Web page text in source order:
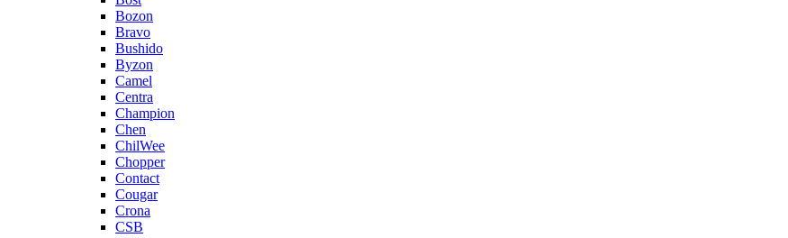
Bozon
Bravo
Bushido
Byzon
Camel
Centra
Champion
Chen
ChilWee
Chopper
Contact
Cougar
Crona
CSB